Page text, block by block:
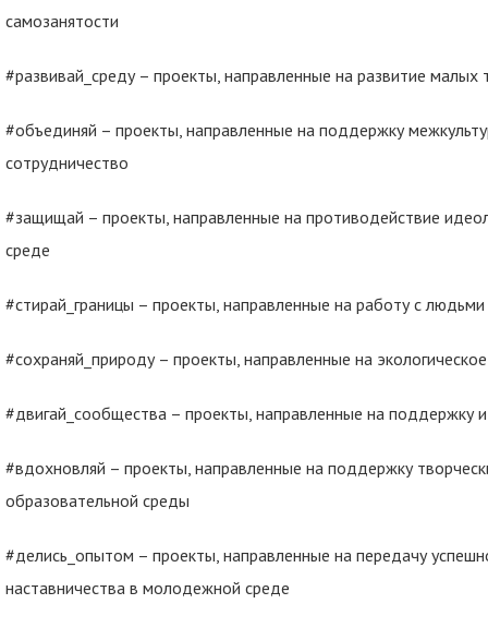
самозанятости
#развивай_среду – проекты, направленные на развитие малых
#объединяй – проекты, направленные на поддержку
сотрудничество
#защищай – проекты, направленные на противодействие
среде
#стирай_границы – проекты, направленные на работу с
#сохраняй_природу – проекты, направленные на
#двигай_сообщества – проекты, направленные на поддержку
#вдохновляй – проекты, направленные на поддержку
образовательной среды
#делись_опытом – проекты, направленные на передачу
наставничества в молодежной среде